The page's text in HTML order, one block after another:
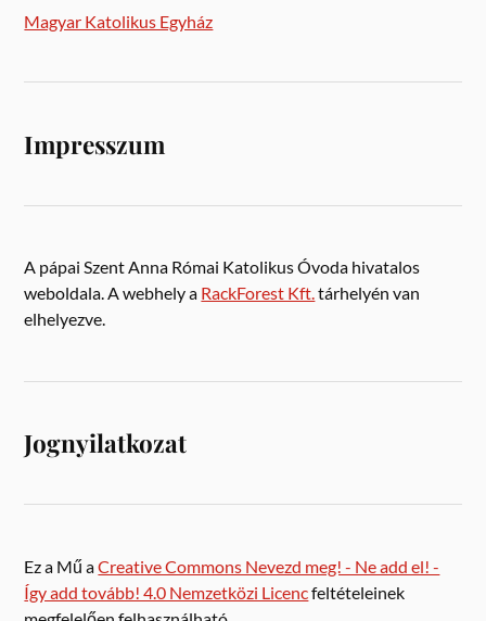
Magyar Katolikus Egyház
Impresszum
A pápai Szent Anna Római Katolikus Óvoda hivatalos
weboldala. A webhely a RackForest Kft.tárhelyén van
elhelyezve.
Jognyilatkozat
Ez a Mű aCreative Commons Nevezd meg! - Ne add el! -
Így add tovább! 4.0 Nemzetközi Licencfeltételeinek